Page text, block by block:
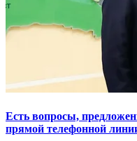
Есть вопросы,
прямой телефонной